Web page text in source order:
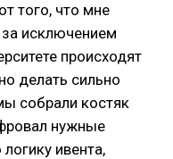
того, что мне
за исключением
происходят
делать сильно
собрали костяк
нужные
ивента,